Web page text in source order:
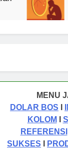
1 Tahun Ago
MENU
DOLAR BOS
KOLOM
REFERENSI
SUKSES